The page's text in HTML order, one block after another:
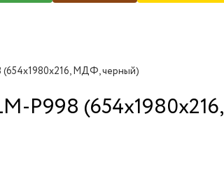
МДФ, черный)
P998 (654х1980х216,